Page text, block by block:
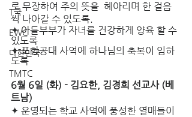
T국
EWC
대한민국
TMTC
로 무장하여 주의 뜻을  헤아리며 한 걸음
씩 나아갈 수 있도록.
✦ 아들부부가 자녀를 건강하게 양육 할 수
있도록
✦ 포항공대 사역에 하나님의 축복이 임하
도록
6월 6일 (화) -­ 김요한, 김경희 선교사 (베
트남)
✦ 운영되는 학교 사역에 풍성한 열매들이